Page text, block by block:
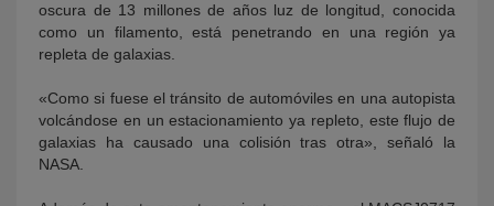
oscura de 13 millones de años luz de longitud, conocida
como un filamento, está penetrando en una región ya
repleta de galaxias.
«Como si fuese el tránsito de automóviles en una autopista
volcándose en un estacionamiento ya repleto, este flujo de
galaxias ha causado una colisión tras otra», señaló la
NASA.